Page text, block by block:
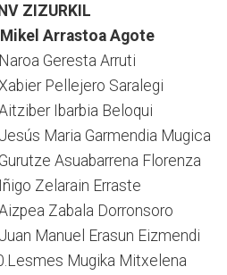
ZIZURKIL
Arrastoa Agote
Geresta Arruti
Pellejero Saralegi
Ibarbia Beloqui
Maria Garmendia Mugica
Asuabarrena Florenza
Zelarain Erraste
Zabala Dorronsoro
Manuel Erasun Eizmendi
Mugika Mitxelena